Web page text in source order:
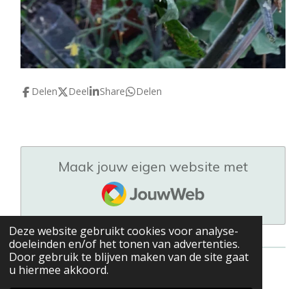
Deze website gebruikt cookies voor analyse-
doeleinden en/of het tonen van advertenties.
Door gebruik te blijven maken van de site gaat
u hiermee akkoord.
Delen Deel Share Delen
Maak jouw eigen website met
JouwWeb
© 2021 - 2026 Stefanie's keuken